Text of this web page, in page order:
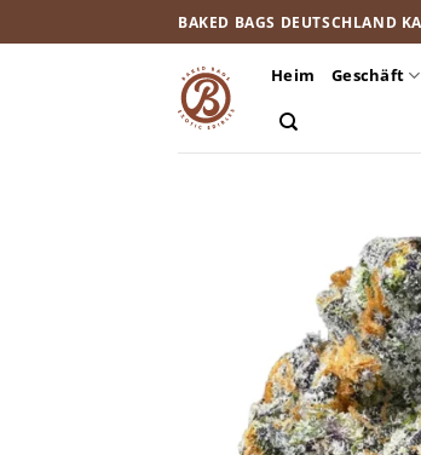
Inhalt
BAKED BAGS DEUTSCHLAND
Heim Geschäft